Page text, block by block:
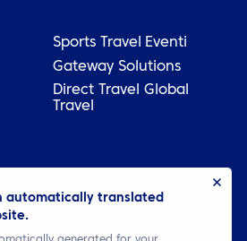
automatically translated
Sports Travel
Eventi
Gateway Solutions
Direct Travel Global
Travel
privacy